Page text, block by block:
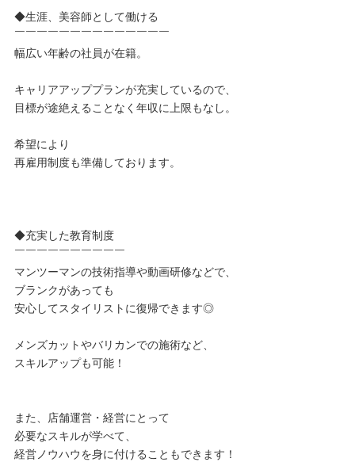
◆生涯、美容師として働ける
￣￣￣￣￣￣￣￣￣￣￣￣￣￣
幅広い年齢の社員が在籍。
キャリアアッププランが充実しているので、
目標が途絶えることなく年収に上限もなし。
希望により
再雇用制度も準備しております。
◆充実した教育制度
￣￣￣￣￣￣￣￣￣￣
マンツーマンの技術指導や動画研修などで、
ブランクがあっても
安心してスタイリストに復帰できます◎
メンズカットやバリカンでの施術など、
スキルアップも可能！
また、店舗運営・経営にとって
必要なスキルが学べて、
経営ノウハウを身に付けることもできます！